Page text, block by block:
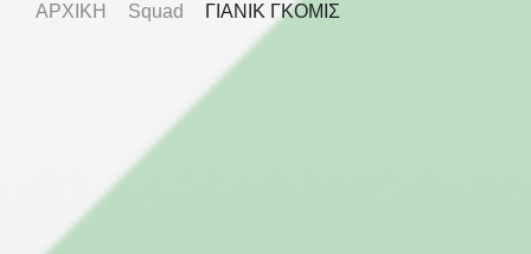
ΑΡΧΙΚΗ Squad ΓΙΑΝΙΚ ΓΚΟΜΙΣ